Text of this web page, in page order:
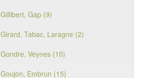
Gillibert, Gap (9)
Girard, Tabac, Laragne (2)
Gondre, Veynes (10)
Goujon, Embrun (15)